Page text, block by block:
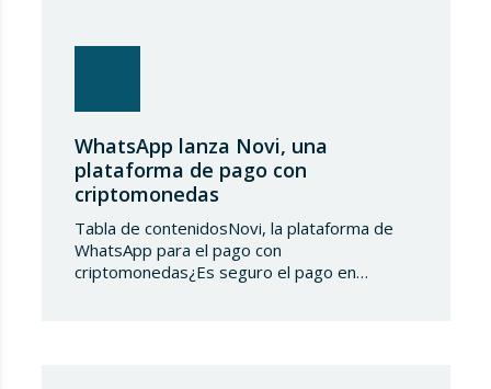
WhatsApp lanza Novi, una
plataforma de pago con
criptomonedas
Tabla de contenidosNovi, la plataforma de
WhatsApp para el pago con
criptomonedas¿Es seguro el pago en